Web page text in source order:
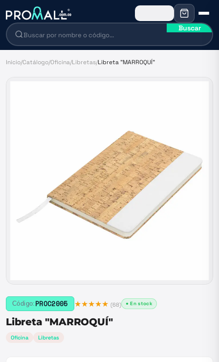
Buscar
Inicio/Catálogo/Oficina/Libretas/Libreta "MARROQUÍ"
Código: PROC2005 ★★★★★ (68) ● En stock
Libreta "MARROQUÍ"
Oficina Libretas